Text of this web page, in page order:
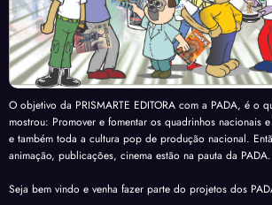
O objetivo da PRISMARTE EDITORA com a PADA, é o
mostrou: Promover e fomentar os quadrinhos nacionais
e também toda a cultura pop de produção nacional.
animação, publicações, cinema estão na pauta da PADA.
Seja bem vindo e venha fazer parte do projetos dos